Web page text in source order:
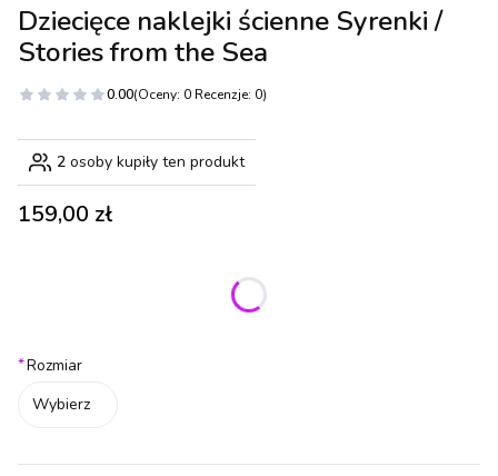
Dziecięce naklejki ścienne Syrenki /
Stories from the Sea
0.00(Oceny: 0 Recenzje: 0)
2 osoby kupiły ten produkt
Cena
159,00 zł
Poszczególne warianty mogą różnić się ceną
*Rozmiar
Wybierz